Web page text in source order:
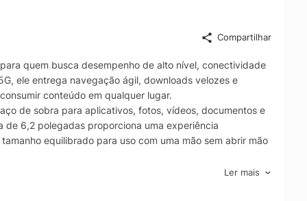
Compartilhar
quem busca desempenho de alto nível, conectividade
ele entrega navegação ágil, downloads velozes e
conteúdo em qualquer lugar.
de sobra para aplicativos, fotos, vídeos, documentos e
6,2 polegadas proporciona uma experiência
equilibrado para uso com uma mão sem abrir mão
com uma câmera de 12MP, permitindo registrar imagens
Seja para fotos do cotidiano, paisagens, retratos ou
Ler mais